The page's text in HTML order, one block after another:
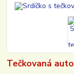
Tečkovaná